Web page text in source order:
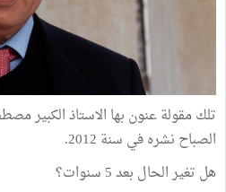
تلك مقولة عنون بها الاستاذ الكبير
الصباح نشره في سنة 2012.
هل تغير الحال بعد 5 سنوات؟